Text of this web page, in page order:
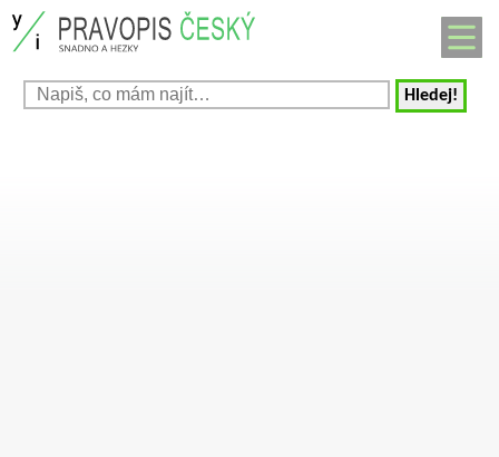
Hledej!